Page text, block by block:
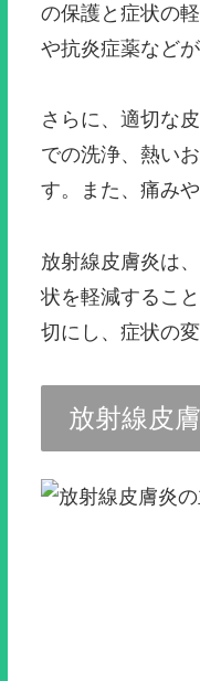
の保護と症状の
や抗炎症薬など
さらに、適切な
での洗浄、熱い
す。また、痛み
放射線皮膚炎は
状を軽減するこ
切にし、症状の
放射線皮